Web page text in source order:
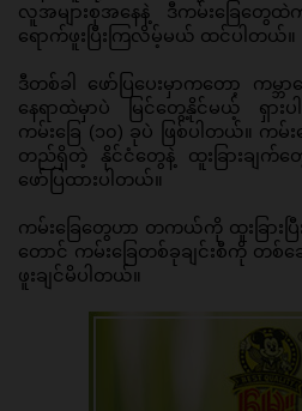
လူအများစုအနေနဲ့ ဒီကမ်းခြေတွ
ရောက်ဖူးပြီးကြလိမ့်မယ် ထင်ပါတယ်။
ဒီတစ်ခါ ဖော်ပြပေးမှာကတော့ ကမ္ဘ
နေရာထဲမှာပဲ မြင်တွေ့နိုင်မယ့် ရှားပ
ကမ်းခြေ (၁၀) ခုပဲ ဖြစ်ပါတယ်။ ကမ်း
တည်ရှိတဲ့ နိုင်ငံတွေနဲ့ ထူးခြားချ
ဖော်ပြထားပါတယ်။
ကမ်းခြေတွေဟာ တကယ်ကို ထူးခြားပြီ
တောင် ကမ်းခြေတစ်ခုချင်းစီကို တစ်
ဖူးချင်မိပါတယ်။